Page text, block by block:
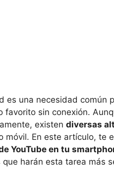
es una necesidad común
sin conexión.
existen diversas
En este artículo, te
YouTube en tu
harán esta tarea más